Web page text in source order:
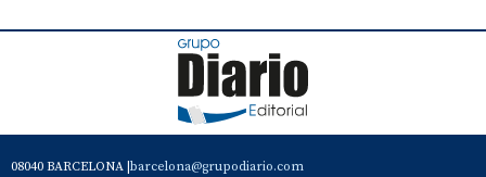
08040 BARCELONA | barcelona@grupodiario.com